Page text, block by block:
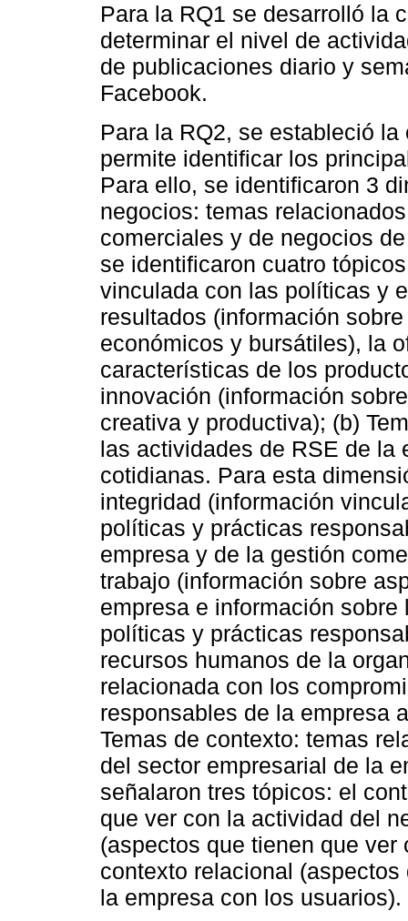
Para la RQ1 se desarrolló la
determinar el nivel de
de publicaciones diario y
Facebook.
Para la RQ2, se estableció
permite identificar los
Para ello, se identificaron 3
negocios: temas
comerciales y de negocios
se identificaron cuatro
vinculada con las políticas y
resultados (información
económicos y bursátiles), la
características de los
innovación (información
creativa y productiva); (b)
las actividades de RSE de la
cotidianas. Para esta
integridad (información
políticas y prácticas
empresa y de la gestión
trabajo (información sobre
empresa e información
políticas y prácticas
recursos humanos de la
relacionada con los
responsables de la empresa
Temas de contexto: temas
del sector empresarial de la
señalaron tres tópicos: el
que ver con la actividad del
(aspectos que tienen que
contexto relacional
la empresa con los usuarios).